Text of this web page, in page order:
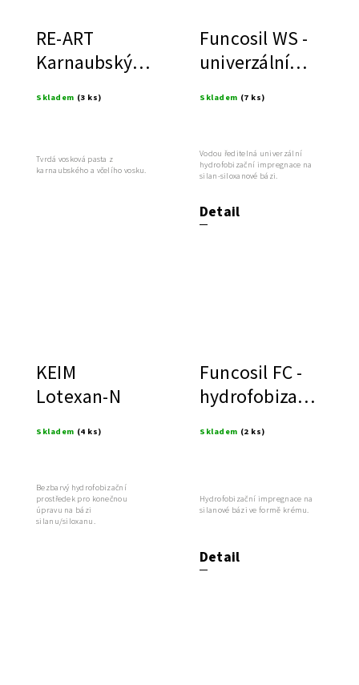
RE-ART
Karnaubský
Skladem (3 ks)
Tvrdá vosková pasta z
karnaubského a včelího vosku.
Funcosil WS -
univerzální
Skladem (7 ks)
Detail
Vodou ředitelná univerzální
hydrofobizační impregnace na
silan-siloxanové bázi.
KEIM
Lotexan-N
Skladem (4 ks)
Bezbarvý hydrofobizační
prostředek pro konečnou
úpravu na bázi
silanu/siloxanu.
Funcosil FC -
hydrofobizace
Skladem (2 ks)
Detail
Hydrofobizační impregnace na
silanové bázi ve formě krému.